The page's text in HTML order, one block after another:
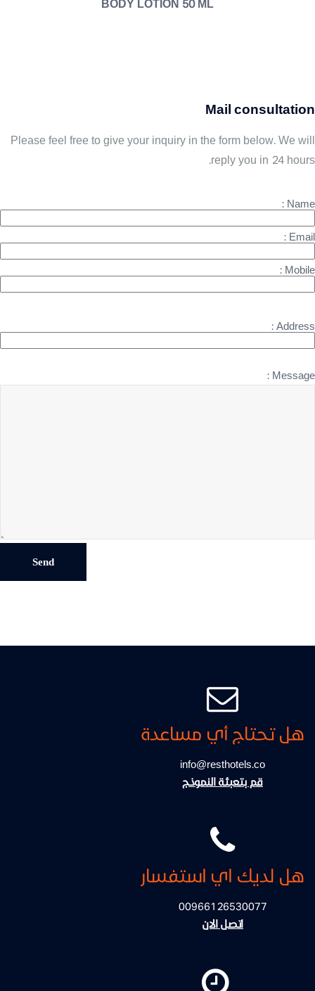
BODY LOTION 50 ML
Mail consultation
Please feel free to give your inquiry in the form below. We will
reply you in 24 hours.
Name :
Email :
Mobile :
Address :
Message :
هل تحتاج أي مساعدة
info@resthotels.co
قم بتعبئة النموذج
هل لديك اي استفسار
00966126530077
اتصل الان